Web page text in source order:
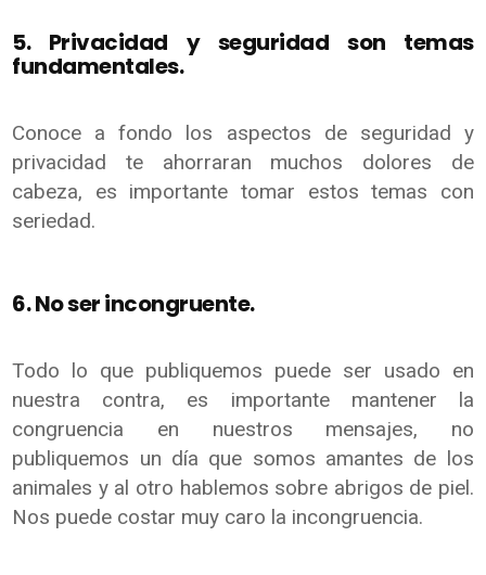
5. Privacidad y seguridad son temas
fundamentales.
Conoce a fondo los aspectos de seguridad y
privacidad te ahorraran muchos dolores de
cabeza, es importante tomar estos temas con
seriedad.
6. No ser incongruente.
Todo lo que publiquemos puede ser usado en
nuestra contra, es importante mantener la
congruencia en nuestros mensajes, no
publiquemos un día que somos amantes de los
animales y al otro hablemos sobre abrigos de piel.
Nos puede costar muy caro la incongruencia.